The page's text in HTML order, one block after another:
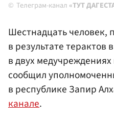
Телеграм-канал «ТУТ
Шестнадцать человек,
в результате терактов в
в двух медучреждениях
сообщил
в республике Запир
канале.